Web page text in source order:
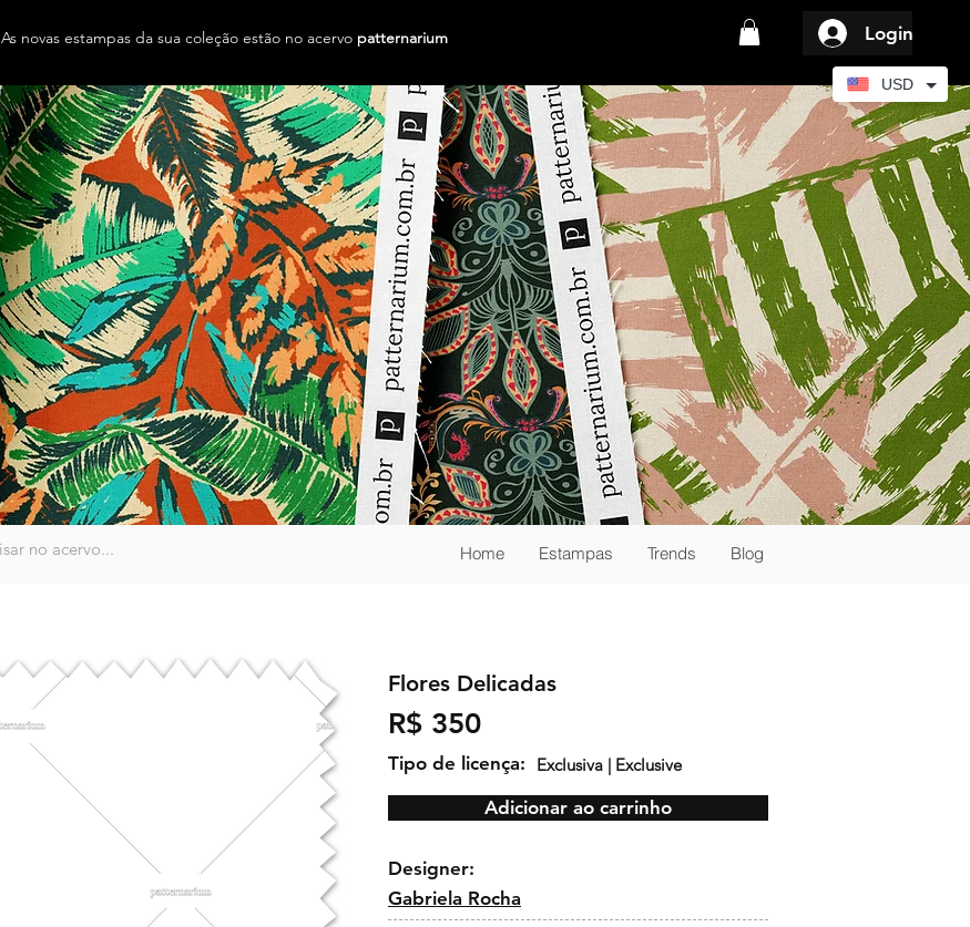
As novas estampas da sua coleção estão no acervo patternarium Login
Home Estampas Trends
Blog
Flores Delicadas
R$ 350
Tipo de licença: Exclusiva | Exclusive
Adicionar ao carrinho
Designer:
Gabriela Rocha
USD